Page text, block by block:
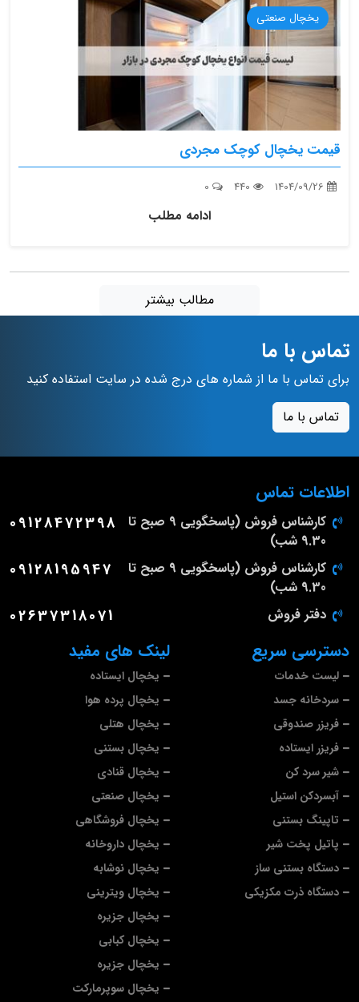
یخچال صنعتی
قیمت یخچال کوچک مجردی
ادامه مطلب
مطالب بیشتر
تماس با ما
برای تماس با ما از شماره های درج شده در سایت استفاده کنید
تماس با ما
لینک های مفید
یخچال ایستاده
یخچال پرده هوا
یخچال هتلی
یخچال بستنی
یخچال قنادی
یخچال صنعتی
یخچال فروشگاهی
یخچال داروخانه
یخچال نوشابه
یخچال ویترینی
یخچال جزیره
یخچال کبابی
یخچال جزیره
یخچال سوپرمارکت
دسترسی سریع
لیست خدمات
سردخانه جسد
فریزر صندوقی
فریزر ایستاده
شیر سرد کن
آبسردکن استیل
تاپینگ بستنی
پاتیل پخت شیر
دستگاه بستنی ساز
دستگاه ذرت مکزیکی
اطلاعات تماس
کارشناس فروش (پاسخگویی 9 صبح تا
9.30 شب)
09128472398
کارشناس فروش (پاسخگویی 9 صبح تا
9.30 شب)
09128195947
دفتر فروش 02637318071